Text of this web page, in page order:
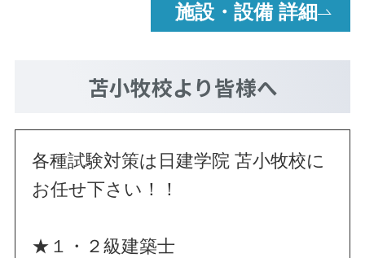
施設・設備 詳細
苫小牧校より皆様へ
各種試験対策は日建学院 苫小牧校に
お任せ下さい！！
★１・２級建築士